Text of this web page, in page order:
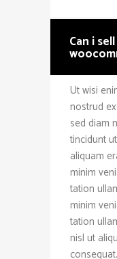
Can i
Ut wisi
nostrud
sed diam
tincidunt
aliquam
minim
tation
minim
tation
nisl ut
Contact